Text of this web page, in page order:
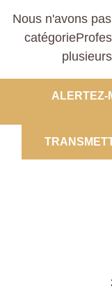
Nous n'avons
ALERTEZ-